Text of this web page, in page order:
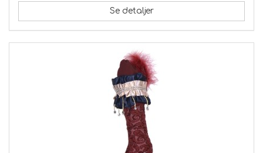
Se detaljer